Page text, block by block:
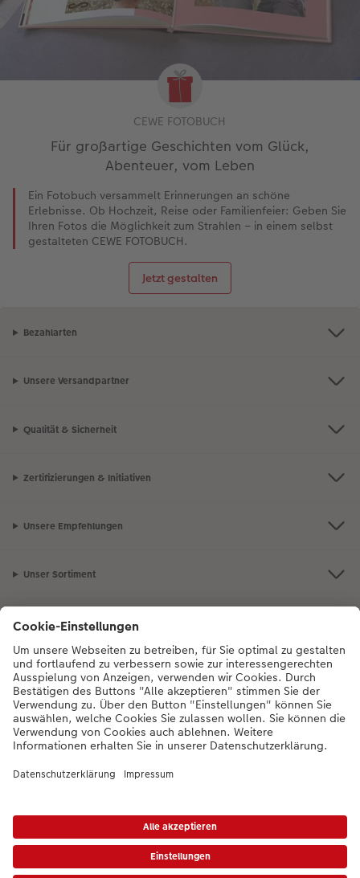
CEWE FOTOBUCH
Für großartige Geschichten vom Glück,
Abenteuer, vom Leben
Ein Fotobuch versammelt Erinnerungen an schöne
Erlebnisse. Ob Hochzeit, Reise oder Familienfeier: Geben Sie
Ihren Fotos die Möglichkeit zum Strahlen – in einem selbst
gestalteten CEWE FOTOBUCH.
Jetzt gestalten
Bezahlarten
Unsere Versandpartner
Qualität & Sicherheit
Zertifizierungen & Initiativen
Unsere Empfehlungen
Unser Sortiment
Service
Mehr zum CEWE Fotoservice
0043-1-4360043Mo. bis Sa.: 8:00 – 20:00 Uhr und So.: 10:00 – 18:00
Uhr